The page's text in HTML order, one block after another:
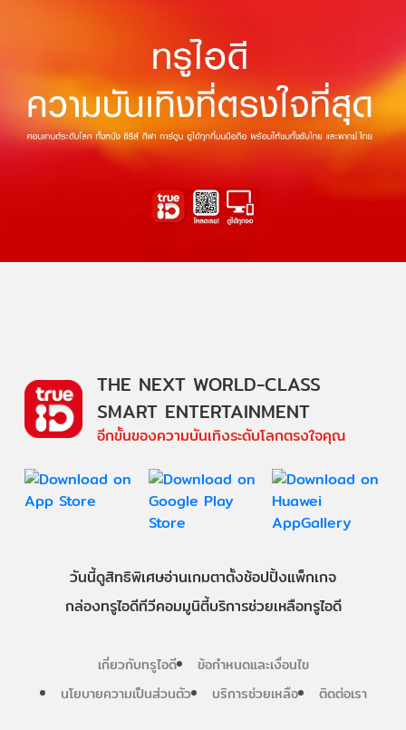
THE NEXT WORLD-CLASS
SMART ENTERTAINMENT
อีกขั้นของความบันเทิงระดับโลกตรงใจคุณ
วันนี้ดูสิทธิพิเศษอ่านเกมตาตั้งช้อปปิ้งแพ็กเกจ
กล่องทรูไอดีทีวีคอมมูนิตี้บริการช่วยเหลือทรูไอดี
เกี่ยวกับทรูไอดี
ข้อกำหนดและเงื่อนไข
นโยบายความเป็นส่วนตัว
บริการช่วยเหลือ ติดต่อเรา